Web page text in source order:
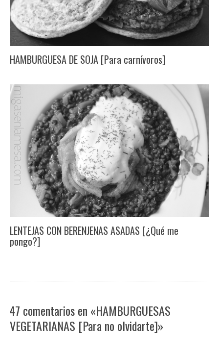
HAMBURGUESA DE SOJA [Para carnívoros]
LENTEJAS CON BERENJENAS ASADAS [¿Qué me
pongo?]
47 comentarios en «HAMBURGUESAS
VEGETARIANAS [Para no olvidarte]»